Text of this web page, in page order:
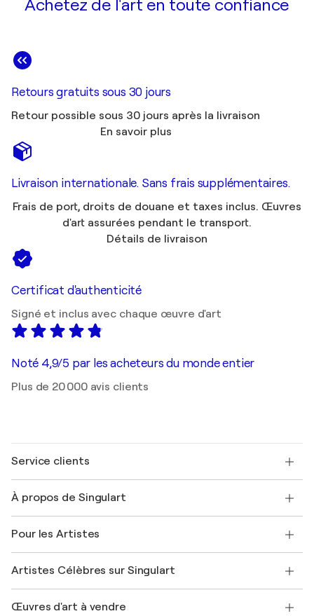
Achetez de l'art en toute confiance
Retours gratuits sous 30 jours
Retour possible sous 30 jours après la livraison
En savoir plus
Livraison internationale. Sans frais supplémentaires.
Frais de port, droits de douane et taxes inclus. Œuvres
d'art assurées pendant le transport.
Détails de livraison
Certificat d'authenticité
Signé et inclus avec chaque œuvre d'art
Noté 4,9/5 par les acheteurs du monde entier
Plus de 20 000 avis clients
Service clients
Expédition
Offrir une carte cadeau
Rejoignez notre programme commercial
Mon compte
+33 1 76 44 06 42
À propos de Singulart
FAQ
Magazine Singulart
Emplois
Découvrez une sélection d'art original
Pour les Artistes
Se connecter en tant qu'Artiste
Artistes Célèbres sur Singulart
Marc Chagall
Œuvres d'art à vendre